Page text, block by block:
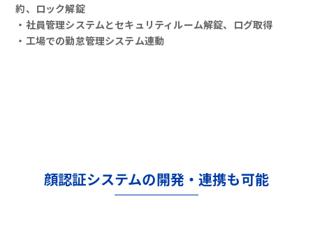
約、ロック解錠
・社員管理システムとセキュリティルーム解錠、ログ取得
・工場での勤怠管理システム連動
顔認証システムの開発・連携も可能